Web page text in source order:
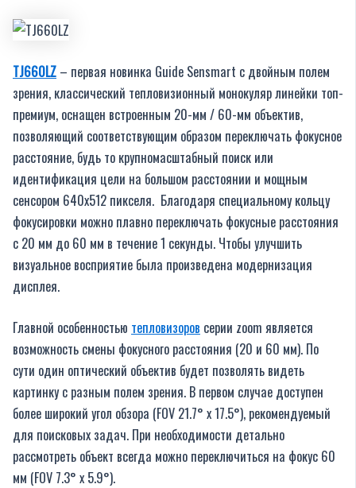
TJ660LZ – первая новинка Guide Sensmart с двойным полем
зрения, классический тепловизионный монокуляр линейки топ-
премиум, оснащен встроенным 20-мм / 60-мм объектив,
позволяющий соответствующим образом переключать фокусное
расстояние, будь то крупномасштабный поиск или
идентификация цели на большом расстоянии и мощным
сенсором 640х512 пикселя. Благодаря специальному кольцу
фокусировки можно плавно переключать фокусные расстояния
с 20 мм до 60 мм в течение 1 секунды. Чтобы улучшить
визуальное восприятие была произведена модернизация
дисплея.
Главной особенностью тепловизоров серии zoom является
возможность смены фокусного расстояния (20 и 60 мм). По
сути один оптический объектив будет позволять видеть
картинку с разным полем зрения. В первом случае доступен
более широкий угол обзора (FOV 21.7° x 17.5°), рекомендуемый
для поисковых задач. При необходимости детально
рассмотреть объект всегда можно переключиться на фокус 60
мм (FOV 7.3° x 5.9°).